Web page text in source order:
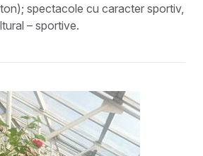
spectacole cu caracter sportiv,
– sportive.